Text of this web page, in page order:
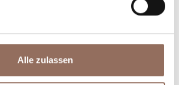
Alle zulassen